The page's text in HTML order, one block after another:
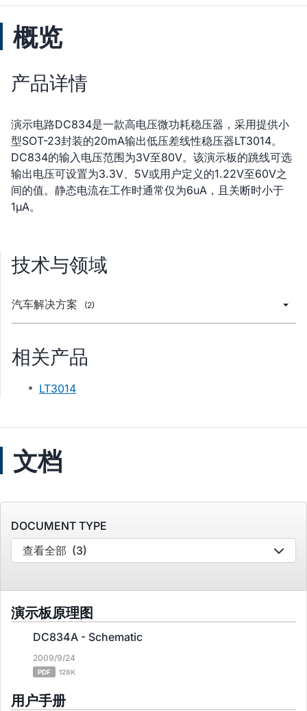
概览
产品详情
演示电路DC834是一款高电压微功耗稳压器，采用提供小
型SOT-23封装的20mA输出低压差线性稳压器LT3014。
DC834的输入电压范围为3V至80V。该演示板的跳线可选
输出电压可设置为3.3V、5V或用户定义的1.22V至60V之
间的值。静态电流在工作时通常仅为6uA，且关断时小于
1µA。
技术与领域
汽车解决方案 (2)
相关产品
LT3014
文档
DOCUMENT TYPE
查看全部 (3)
演示板原理图
DC834A - Schematic
2009/9/24
PDF 128K
用户手册